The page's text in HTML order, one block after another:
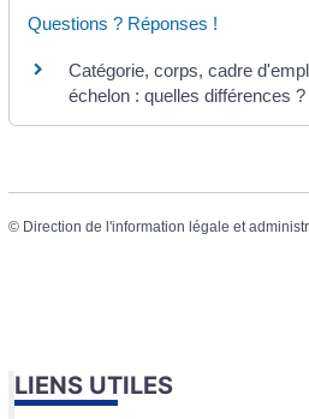
Questions ? Réponses !
Catégorie, corps, cadre
échelon : quelles différences ?
© Direction de l'information légale et
LIENS UTILES